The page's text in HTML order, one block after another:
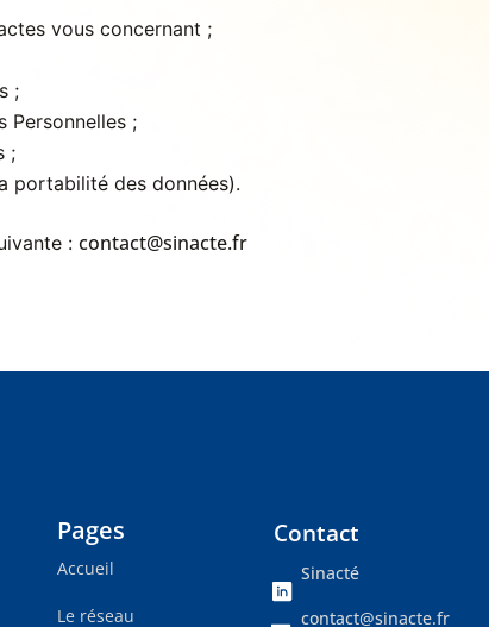
vous concernant ;
;
Personnelles ;
;
portabilité des données).
: contact@sinacte.fr
Pages
Accueil
Le réseau
Contact
Sinacté
contact@sinacte.fr